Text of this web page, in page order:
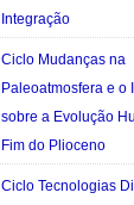
Integração
Ciclo Mudanças na
Paleoatmosfera e o
sobre a Evolução
Fim do Plioceno
Ciclo Tecnologias